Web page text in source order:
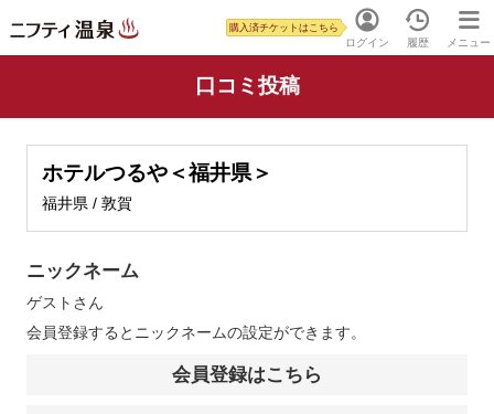
ログイン
購入済チケットはこちら
履歴 メニュー
口コミ投稿
ホテルつるや＜福井県＞
福井県 / 敦賀
ニックネーム
ゲスト さん
会員登録するとニックネームの設定ができます。
会員登録はこちら